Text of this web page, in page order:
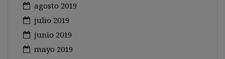
agosto 2019
julio 2019
junio 2019
mayo 2019